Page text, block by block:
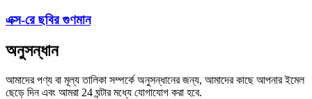
এক্স-রে ছবির গুণমান
অনুসন্ধান
আমাদের পণ্য বা মূল্য তালিকা সম্পর্কে অনুসন্ধানের জন্য, আমাদের কাছে আপনার ইমেল
ছেড়ে দিন এবং আমরা 24 ঘন্টার মধ্যে যোগাযোগ করা হবে.